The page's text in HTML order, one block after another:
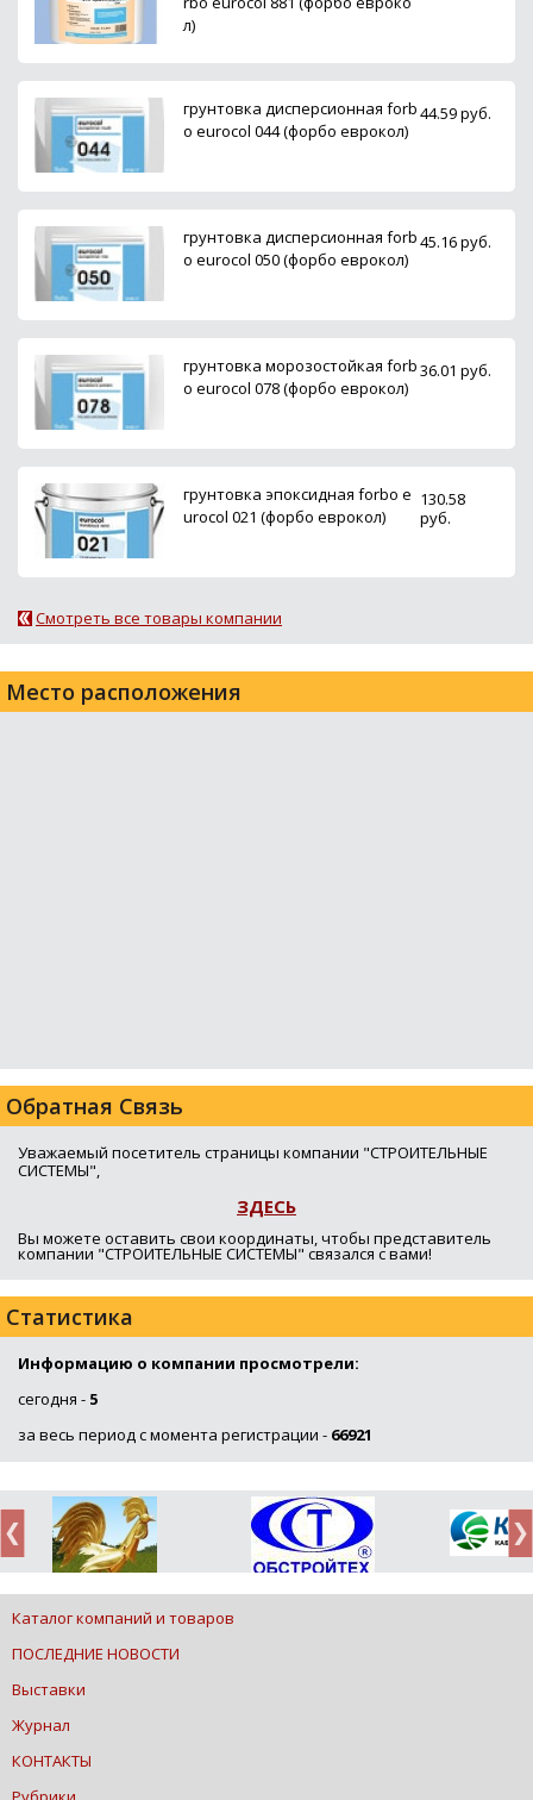
л)
грунтовка дисперсионная forb
o eurocol 044 (форбо еврокол)
44.59 руб.
грунтовка дисперсионная forb
o eurocol 050 (форбо еврокол)
45.16 руб.
грунтовка морозостойкая forb
o eurocol 078 (форбо еврокол)
36.01 руб.
грунтовка эпоксидная forbo e
urocol 021 (форбо еврокол)
130.58
руб.
Смотреть все товары компании
Место расположения
Обратная Связь
Уважаемый посетитель страницы компании "СТРОИТЕЛЬНЫЕ
СИСТЕМЫ",
ЗДЕСЬ
Вы можете оставить свои координаты, чтобы представитель
компании "СТРОИТЕЛЬНЫЕ СИСТЕМЫ" связался с вами!
Статистика
Информацию о компании просмотрели:
сегодня - 5
за весь период с момента регистрации - 66921
Каталог компаний и товаров
ПОСЛЕДНИЕ НОВОСТИ
Выставки
Журнал
КОНТАКТЫ